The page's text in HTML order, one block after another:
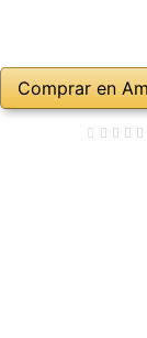
Comprar en